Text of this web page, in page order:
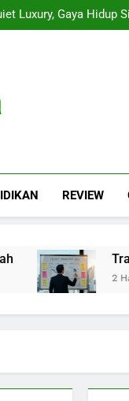
Luxury, Gaya Hidup
Quality
sebagai Solusi
Quality
Proyektor Lengkap
REVIEW
2 Hari